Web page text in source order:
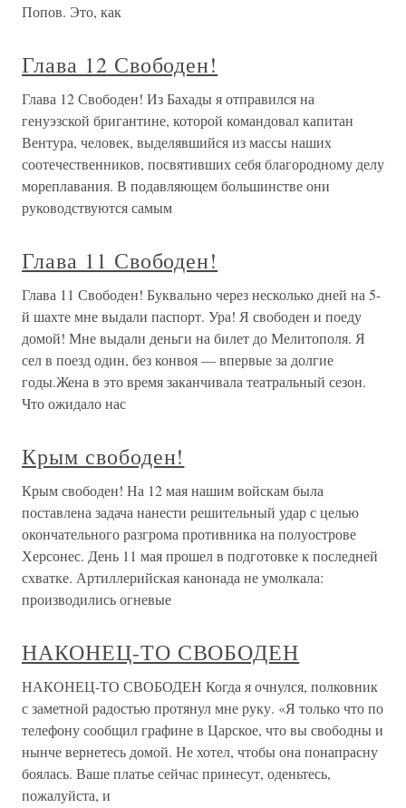
Попов. Это, как
Глава 12 Свободен!
Глава 12 Свободен! Из Бахады я отправился на
генуэзской бригантине, которой командовал капитан
Вентура, человек, выделявшийся из массы наших
соотечественников, посвятивших себя благородному делу
мореплавания. В подавляющем большинстве они
руководствуются самым
Глава 11 Свободен!
Глава 11 Свободен! Буквально через несколько дней на 5-
й шахте мне выдали паспорт. Ура! Я свободен и поеду
домой! Мне выдали деньги на билет до Мелитополя. Я
сел в поезд один, без конвоя — впервые за долгие
годы.Жена в это время заканчивала театральный сезон.
Что ожидало нас
Крым свободен!
Крым свободен! На 12 мая нашим войскам была
поставлена задача нанести решительный удар с целью
окончательного разгрома противника на полуострове
Херсонес. День 11 мая прошел в подготовке к последней
схватке. Артиллерийская канонада не умолкала:
производились огневые
НАКОНЕЦ-ТО СВОБОДЕН
НАКОНЕЦ-ТО СВОБОДЕН Когда я очнулся, полковник
с заметной радостью протянул мне руку. «Я только что по
телефону сообщил графине в Царское, что вы свободны и
нынче вернетесь домой. Не хотел, чтобы она понапрасну
боялась. Ваше платье сейчас принесут, оденьтесь,
пожалуйста, и